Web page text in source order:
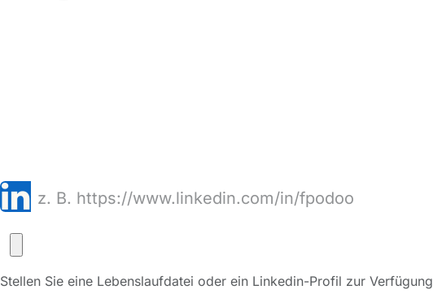
Stellen Sie eine Lebenslaufdatei oder ein Linkedin-Profil zur Verfügung